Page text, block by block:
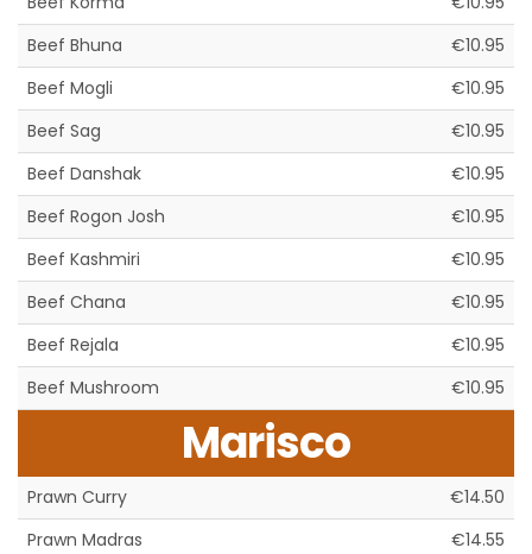
Beef Bhuna
€10.95
Beef Mogli
€10.95
Beef Sag
€10.95
Beef Danshak
€10.95
Beef Rogon Josh
€10.95
Beef Kashmiri
€10.95
Beef Chana
€10.95
Beef Rejala
€10.95
Beef Mushroom
€10.95
Marisco
Prawn Curry
€14.50
Prawn Madras
€14.55